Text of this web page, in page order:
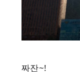
짜잔~!